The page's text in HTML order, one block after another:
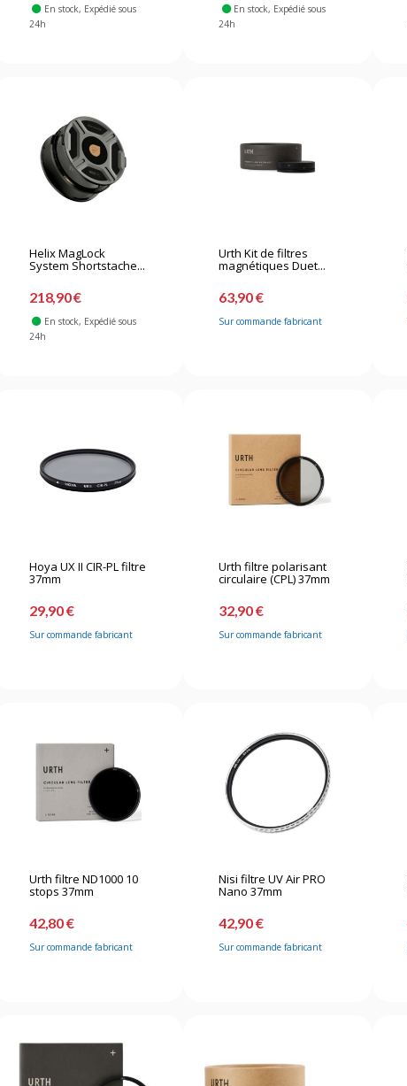
En stock, Expédié sous
24h
En stock, Expédié sous
24h
Helix MagLock
System Shortstache...
218,90 €
En stock, Expédié sous
24h
Urth Kit de filtres
magnétiques Duet...
63,90 €
Sur commande fabricant
Hoya UX II CIR-PL filtre
37mm
29,90 €
Sur commande fabricant
Urth filtre polarisant
circulaire (CPL) 37mm
32,90 €
Sur commande fabricant
Urth filtre ND1000 10
stops 37mm
42,80 €
Sur commande fabricant
Nisi filtre UV Air PRO
Nano 37mm
42,90 €
Sur commande fabricant